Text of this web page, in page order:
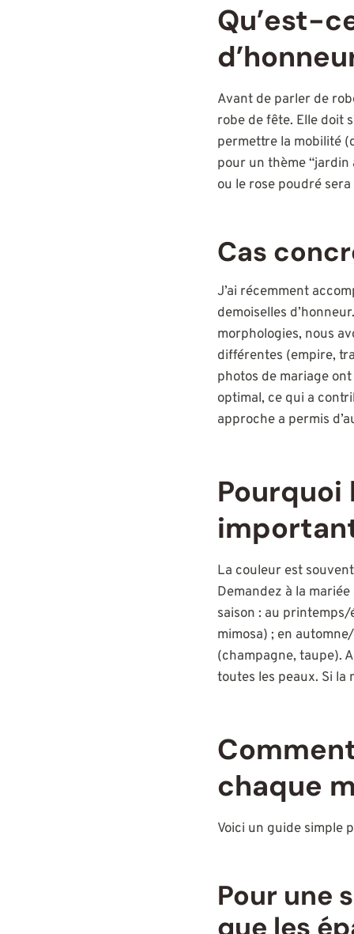
Qu’est-
Avant de parler de
robe de fête. Elle doit
permettre la mobilité
pour un thème “jardin
ou le rose poudré
Cas
J’ai récemment
demoiselles
morphologies, nous
différentes (empire,
photos de mariage
optimal, ce qui a
approche a permis
La couleur est
Demandez à la
saison : au
mimosa) ; en
(champagne, taupe).
toutes les peaux. Si la
chaque
Voici un guide simple
Pour une